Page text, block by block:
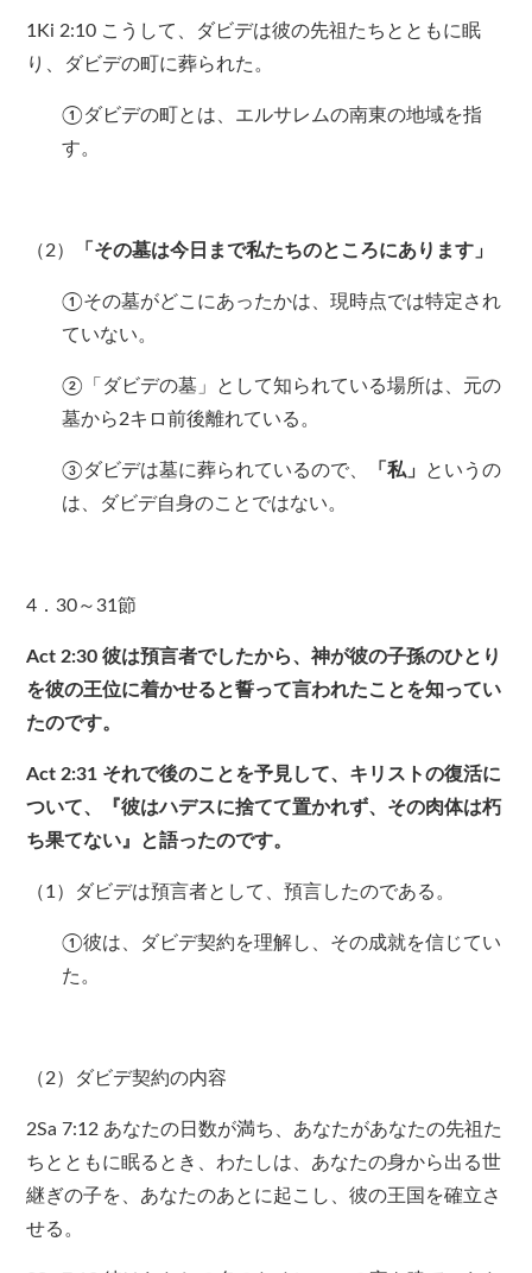
1Ki 2:10 こうして、ダビデは彼の先祖たちとともに眠
り、ダビデの町に葬られた。
①ダビデの町とは、エルサレムの南東の地域を指
す。
（2） 「その墓は今日まで私たちのところにあります」
①その墓がどこにあったかは、現時点では特定され
ていない。
②「ダビデの墓」として知られている場所は、元の
墓から2キロ前後離れている。
③ダビデは墓に葬られているので、 「私」 というの
は、ダビデ自身のことではない。
4．30～31節
Act 2:30彼は預言者でしたから、神が彼の子孫のひとり
を彼の王位に着かせると誓って言われたことを知ってい
たのです。
Act 2:31 それで後のことを予見して、キリストの復活に
ついて、『彼はハデスに捨てて置かれず、その肉体は朽
ち果てない』と語ったのです。
（1）ダビデは預言者として、預言したのである。
①彼は、ダビデ契約を理解し、その成就を信じてい
た。
（2）ダビデ契約の内容
2Sa 7:12 あなたの日数が満ち、あなたがあなたの先祖た
ちとともに眠るとき、わたしは、あなたの身から出る世
継ぎの子を、あなたのあとに起こし、彼の王国を確立さ
せる。